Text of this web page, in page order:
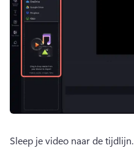
Sleep je video naar de tijdlijn.